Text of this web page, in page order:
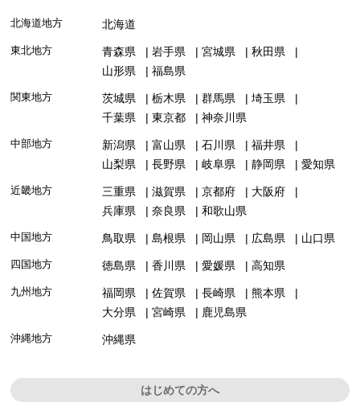
北海道地方 北海道
東北地方 青森県 岩手県 宮城県
秋田県
山形県
福島県
関東地方 茨城県 栃木県 群馬県
埼玉県
千葉県
東京都 神奈川県
中部地方 新潟県 富山県 石川県
福井県
山梨県
長野県 岐阜県 静岡県 愛知県
近畿地方 三重県 滋賀県 京都府
大阪府
兵庫県
奈良県 和歌山県
中国地方 鳥取県 島根県 岡山県 広島県 山口県
四国地方 徳島県 香川県 愛媛県 高知県
九州地方 福岡県 佐賀県 長崎県
熊本県
大分県
宮崎県 鹿児島県
沖縄地方 沖縄県
はじめての方へ